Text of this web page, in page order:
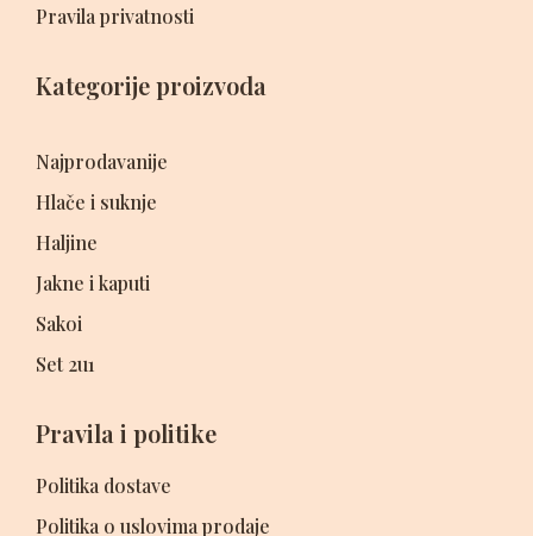
Pravila privatnosti
Kategorije proizvoda
Najprodavanije
Hlače i suknje
Haljine
Jakne i kaputi
Sakoi
Set 2u1
Pravila i politike
Politika dostave
Politika o uslovima prodaje